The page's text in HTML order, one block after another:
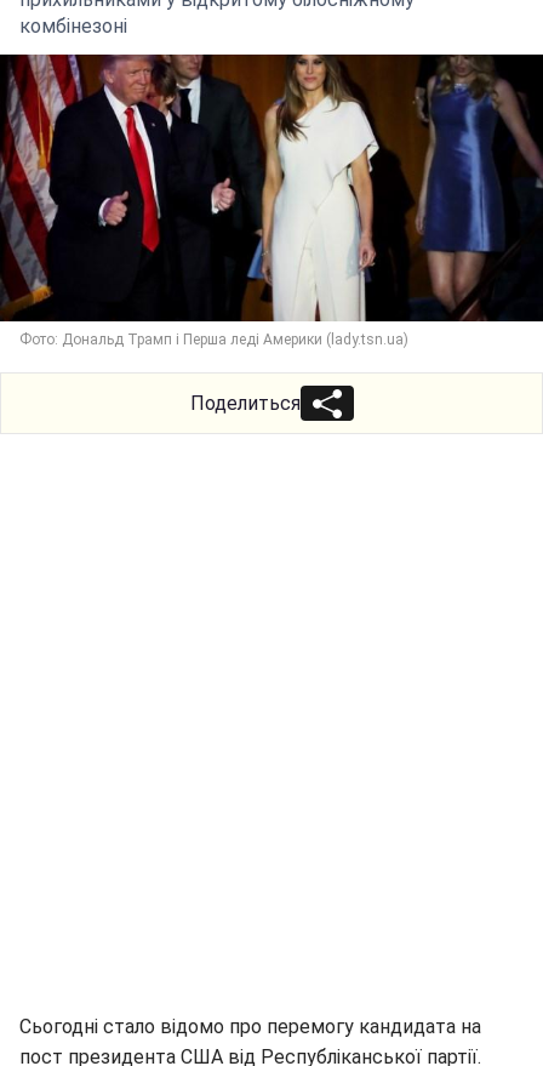
комбінезоні
Фото: Дональд Трамп і Перша леді Америки (lady.tsn.ua)
Поделиться
Сьогодні стало відомо про перемогу кандидата на
пост президента США від Республіканської партії.